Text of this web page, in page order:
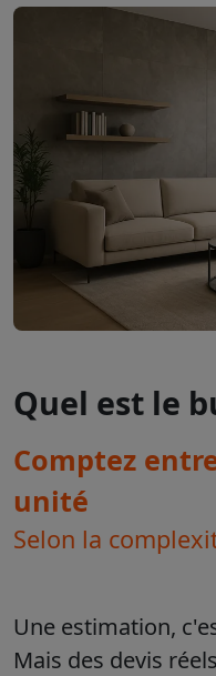
Quel est le
Comptez
unité
Selon la
Une estimation,
Mais des devis